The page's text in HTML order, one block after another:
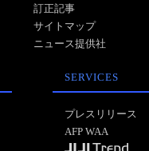
訂正記事
サイトマップ
ニュース提供社
SERVICES
プレスリリース
AFP WAA